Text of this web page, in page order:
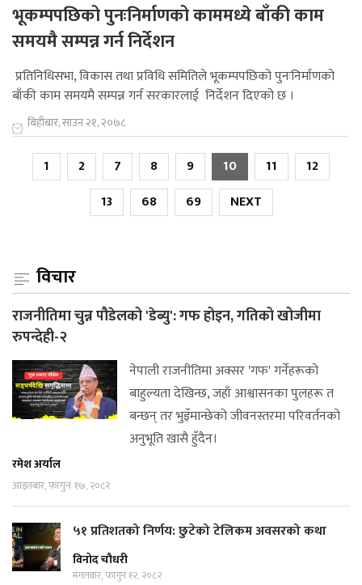
भूकम्पपछिको पुनःनिर्माणको काममध्ये बाँकी काम
समयमै सम्पन्न गर्न निर्देशन
प्रतिनिधिसभा, विकास तथा प्रविधि समितिले भूकम्पपछिको पुनःनिर्माणको
बाँकी काम समयमै सम्पन्न गर्न सरकारलाई निर्देशन दिएको छ ।
बिहीबार, साउन २१, २०७८
1 2 7 8 9 10 11
12
13
68 69 NEXT
विचार
राजनीतिमा चुन्न पौडेलको 'डेब्यु': गफ होइन, गतिको खोजीमा
रुपन्देही-२
नेपाली राजनीतिमा अक्सर 'गफ' गर्नेहरूको
बाहुल्यता देखिन्छ, जहाँ आश्वासनका पुलहरू त
बन्छन् तर भुइँमान्छेको जीवनस्तरमा परिवर्तनको
अनुभूति खासै हुँदैन।
रमेश अर्याल
आइतबार, फागुन १७, २०८२
५१ प्रतिशतको निर्णय: छुटेको टेलिकम अवसरको कथा
विनोद चौधरी
मंगलबार, फागुन १२, २०८२